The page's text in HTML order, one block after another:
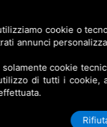
08677760962
cookie o
annunci
cookie
di tutti i cookie,